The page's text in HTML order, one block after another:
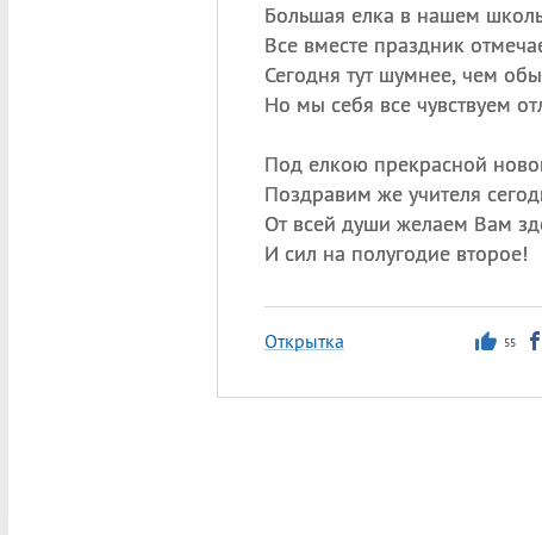
Большая елка в нашем
Все вместе праздник
Сегодня тут шумнее, чем
Но мы себя все чувствуем
Под елкою прекрасной
Поздравим же учителя
От всей души желаем Вам
И сил на полугодие второе!
Открытка 55